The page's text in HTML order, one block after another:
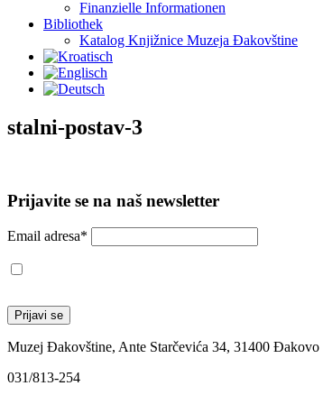
Finanzielle Informationen
Bibliothek
Katalog Knjižnice Muzeja Đakovštine
stalni-postav-3
Prijavite se na naš newsletter
Email adresa*
Muzej Đakovštine, Ante Starčevića 34, 31400 Đakovo
031/813-254